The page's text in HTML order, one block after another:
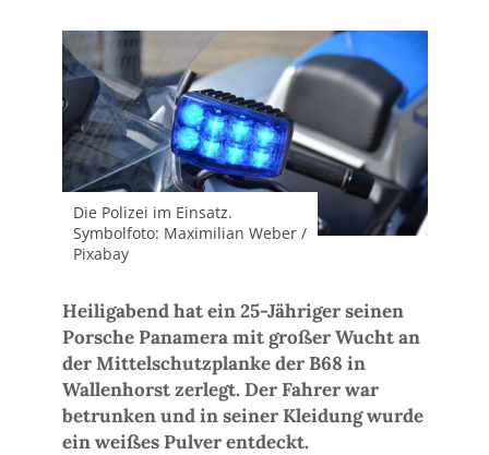
Die Polizei im Einsatz.
Symbolfoto: Maximilian Weber /
Pixabay
Heiligabend hat ein 25-Jähriger seinen
Porsche Panamera mit großer Wucht an
der Mittelschutzplanke der B68 in
Wallenhorst zerlegt. Der Fahrer war
betrunken und in seiner Kleidung wurde
ein weißes Pulver entdeckt.